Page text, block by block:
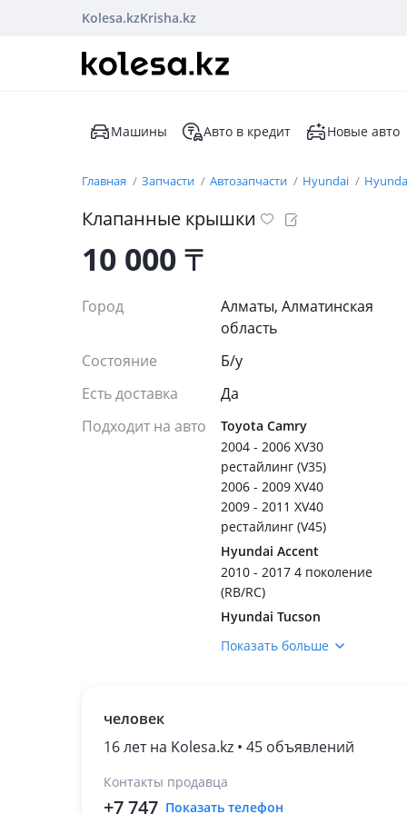
Kolesa.kzKrisha.kz
Машины Авто в кредит Новые авто
Главная Запчасти Автозапчасти Hyundai
Клапанные крышки
10 000₸
Город
Алматы, Алматинская
область
Состояние
Б/y
Есть доставка
Да
Подходит на авто
Toyota Camry
2004 - 2006 XV30
рестайлинг (V35)
2006 - 2009 XV40
2009 - 2011 XV40
рестайлинг (V45)
Hyundai Accent
2010 - 2017 4 поколение
(RB/RC)
Hyundai Tucson
Infiniti FX35
Lexus RX 350
(L1)
Показать больше
человек
16 лет на Kolesa.kz • 45 объявлений
Контакты продавца
+7 747 Показать телефон